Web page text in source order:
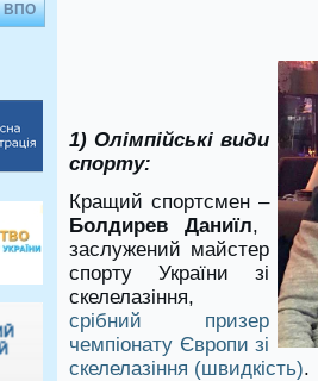
ВПО
1) Олімпійські види
спорту:
Кращий спортсмен –
Болдирев Даниїл,
заслужений майстер
спорту України зі
скелелазіння,
срібний призер
чемпіонату Європи зі
скелелазіння (швидкість).